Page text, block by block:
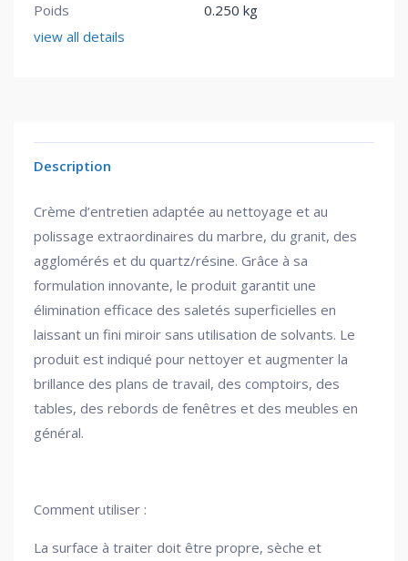
Poids
0.250 kg
view all details
Description
Crème d’entretien adaptée au nettoyage et au
polissage extraordinaires du marbre, du granit, des
agglomérés et du quartz/résine. Grâce à sa
formulation innovante, le produit garantit une
élimination efficace des saletés superficielles en
laissant un fini miroir sans utilisation de solvants. Le
produit est indiqué pour nettoyer et augmenter la
brillance des plans de travail, des comptoirs, des
tables, des rebords de fenêtres et des meubles en
général.
Comment utiliser :
La surface à traiter doit être propre, sèche et